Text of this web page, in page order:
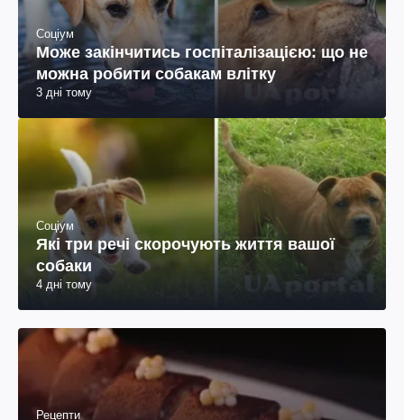
Соціум
Може закінчитись госпіталізацією: що не
можна робити собакам влітку
3 дні тому
Соціум
Які три речі скорочують життя вашої
собаки
4 дні тому
Рецепти